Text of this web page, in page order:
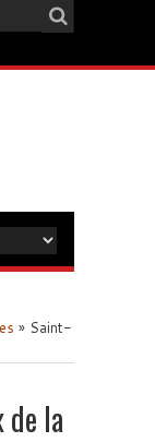
» Saint-
la